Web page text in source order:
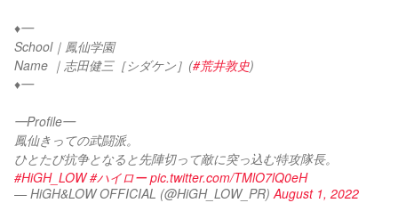
♦︎━
School｜鳳仙学園
Name ｜志田健三［シダケン］(#荒井敦史)
♦︎━
━Profile━
鳳仙きっての武闘派。
ひとたび抗争となると先陣切って敵に突っ込む特攻隊長。
#HiGH_LOW #ハイロー pic.twitter.com/TMlO7lQ0eH
— HiGH&LOW OFFICIAL (@HiGH_LOW_PR) August 1, 2022